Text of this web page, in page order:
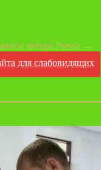
автора Pressa →
для слабовидящих